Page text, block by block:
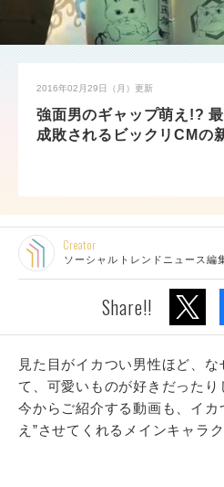
2016年02月29日（月） 更新
強面男のギャップ萌え!?
成敗されるビックリCMの
Creator
ソーシャルトレンドニュース編
Share!!
見た目がイカつい男性ほど、
て、可愛いものが好きだったり
今からご紹介する動画も、イカ
え”させてくれるメインキャラ